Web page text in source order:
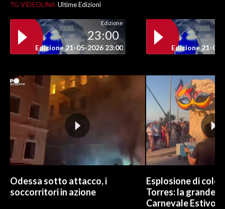
TG VIDEOLINA Ultime Edizioni
Edizione
23:00
Edizione 21-05-2026 23:00 Edizione 21-05-
Odessa sotto attacco, i
soccorritori in azione
Esplosione di
Torres: la grande
Carnevale Estivo